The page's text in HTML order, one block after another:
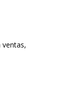
ventas,